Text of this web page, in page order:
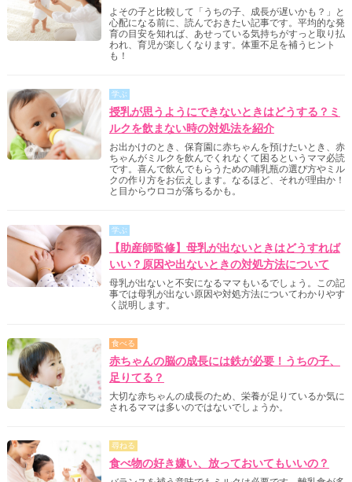
よその子と比較して「うちの子、成長が遅いかも？」と
心配になる前に、読んでおきたい記事です。平均的な発
育の目安を知れば、あせっている気持ちがすっと取り払
われ、育児が楽しくなります。体重不足を補うヒント
も！
学ぶ
授乳が思うようにできないときはどうする？ミ
ルクを飲まない時の対処法を紹介
お出かけのとき、保育園に赤ちゃんを預けたいとき、赤
ちゃんがミルクを飲んでくれなくて困るというママ必読
です。喜んで飲んでもらうための哺乳瓶の選び方やミル
クの作り方をお伝えします。なるほど、それが理由か！
と目からウロコが落ちるかも。
学ぶ
【助産師監修】母乳が出ないときはどうすれば
いい？原因や出ないときの対処方法について
母乳が出ないと不安になるママもいるでしょう。この記
事では母乳が出ない原因や対処方法についてわかりやす
く説明します。
食べる
赤ちゃんの脳の成長には鉄が必要！うちの子、
足りてる？
大切な赤ちゃんの成長のため、栄養が足りているか気に
されるママは多いのではないでしょうか。
尋ねる
食べ物の好き嫌い、放っておいてもいいの？